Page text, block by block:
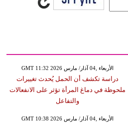
GMT 11:32 2026 الأربعاء ,04 آذار/ مارس
دراسة تكشف أن الحمل يُحدث تغييرات
ملحوظة في دماغ المرأة تؤثر على الانفعالات
والتفاعل
GMT 10:38 2026 الأربعاء ,04 آذار/ مارس